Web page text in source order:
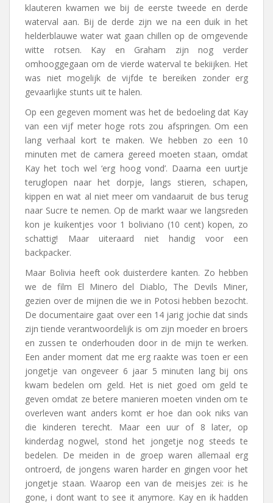
klauteren kwamen we bij de eerste tweede en derde
waterval aan. Bij de derde zijn we na een duik in het
helderblauwe water wat gaan chillen op de omgevende
witte rotsen. Kay en Graham zijn nog verder
omhooggegaan om de vierde waterval te bekiijken. Het
was niet mogelijk de vijfde te bereiken zonder erg
gevaarlijke stunts uit te halen.
Op een gegeven moment was het de bedoeling dat Kay
van een vijf meter hoge rots zou afspringen. Om een
lang verhaal kort te maken. We hebben zo een 10
minuten met de camera gereed moeten staan, omdat
Kay het toch wel ‘erg hoog vond’. Daarna een uurtje
teruglopen naar het dorpje, langs stieren, schapen,
kippen en wat al niet meer om vandaaruit de bus terug
naar Sucre te nemen. Op de markt waar we langsreden
kon je kuikentjes voor 1 boliviano (10 cent) kopen, zo
schattig! Maar uiteraard niet handig voor een
backpacker.
Maar Bolivia heeft ook duisterdere kanten. Zo hebben
we de film El Minero del Diablo, The Devils Miner,
gezien over de mijnen die we in Potosi hebben bezocht.
De documentaire gaat over een 14 jarig jochie dat sinds
zijn tiende verantwoordelijk is om zijn moeder en broers
en zussen te onderhouden door in de mijn te werken.
Een ander moment dat me erg raakte was toen er een
jongetje van ongeveer 6 jaar 5 minuten lang bij ons
kwam bedelen om geld. Het is niet goed om geld te
geven omdat ze betere manieren moeten vinden om te
overleven want anders komt er hoe dan ook niks van
die kinderen terecht. Maar een uur of 8 later, op
kinderdag nogwel, stond het jongetje nog steeds te
bedelen. De meiden in de groep waren allemaal erg
ontroerd, de jongens waren harder en gingen voor het
jongetje staan. Waarop een van de meisjes zei: is he
gone, i dont want to see it anymore. Kay en ik hadden